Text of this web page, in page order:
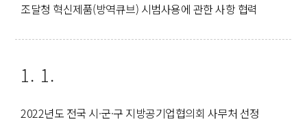
조달청 혁신제품(방역큐브) 시범사용에 관한 사항 협력
1. 1.
2022년도 전국 시·군·구 지방공기업협의회 사무처 선정